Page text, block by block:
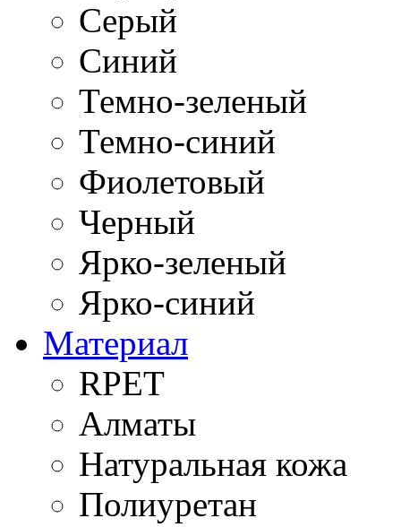
Серый
Синий
Темно-зеленый
Темно-синий
Фиолетовый
Черный
Ярко-зеленый
Ярко-синий
Материал
RPET
Алматы
Натуральная кожа
Полиуретан